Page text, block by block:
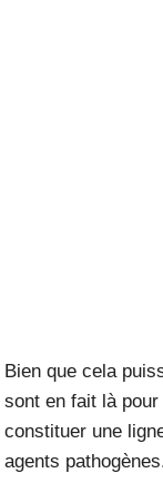
Bien que cela
sont en fait là
constituer une
agents